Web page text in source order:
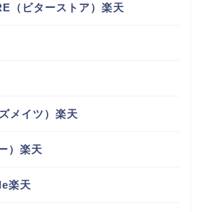
（ビターストア）楽天
メイツ）楽天
）楽天
楽天